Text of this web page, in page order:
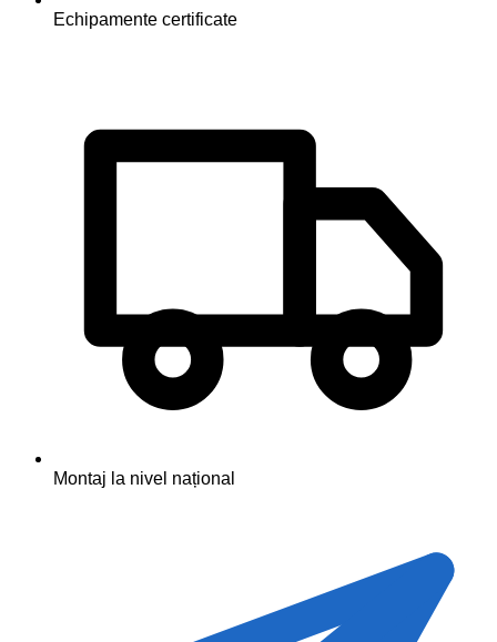
Echipamente certificate
Montaj la nivel național